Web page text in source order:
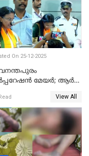
On 25-12-2025
മേയർ; ആര്‍
View All